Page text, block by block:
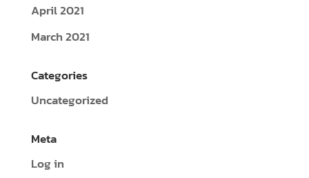
April 2021
March 2021
Categories
Uncategorized
Meta
Log in